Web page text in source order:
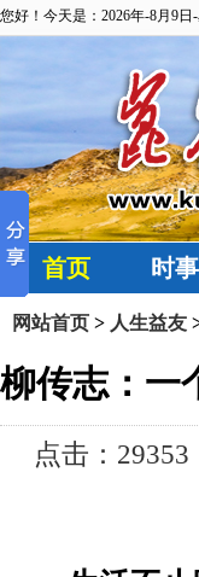
您好！今天是：2026年-8月9日-
首页 时
网站首页 > 人生益友
柳传志：一
点击：